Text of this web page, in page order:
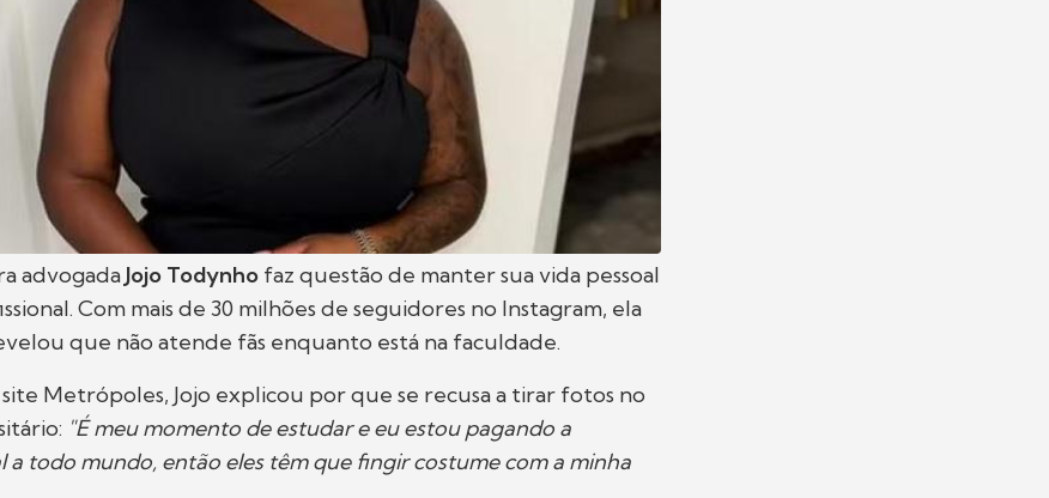
advogada Jojo Todynho faz questão de manter sua vida pessoal
Com mais de 30 milhões de seguidores no Instagram, ela
que não atende fãs enquanto está na faculdade.
Metrópoles, Jojo explicou por que se recusa a tirar fotos no
"É meu momento de estudar e eu estou pagando a
a todo mundo, então eles têm que fingir costume com a minha